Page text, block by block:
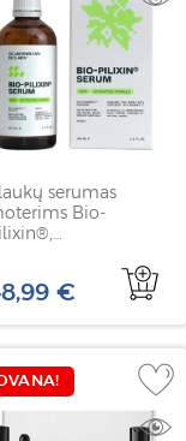
serumas
Bio-
100 ml
€